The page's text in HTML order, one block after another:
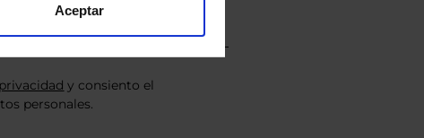
Aceptar
y consiento el
personales.